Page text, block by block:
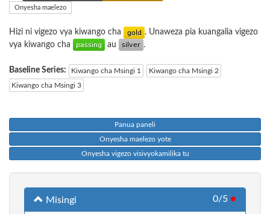
Onyesha maelezo
Hizi ni vigezo vya kiwango cha
. Unaweza pia kuangalia vigezo
vya kiwango cha
au .
Baseline Series: Kiwango cha Msingi 1
Kiwango cha Msingi 2
Kiwango cha Msingi 3
Panua paneli
Onyesha maelezo yote
Onyesha vigezo visivyokamilika tu
Misingi 0/5 ●